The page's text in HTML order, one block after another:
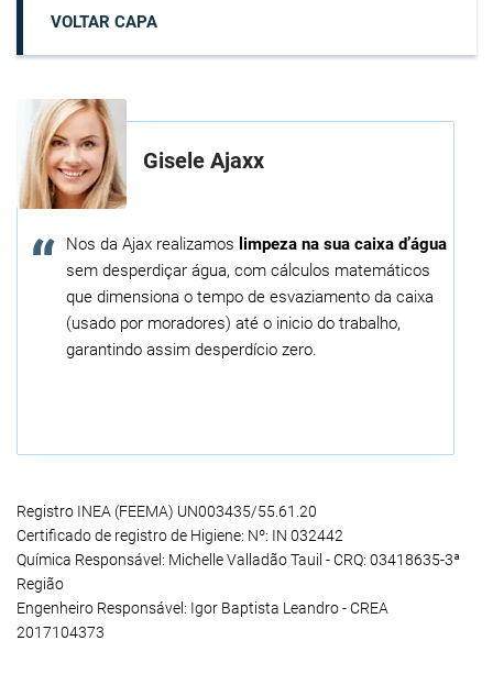
VOLTAR CAPA
Gisele Ajaxx
Nos da Ajax realizamos limpeza na sua caixa d’água
sem desperdiçar água, com cálculos matemáticos
que dimensiona o tempo de esvaziamento da caixa
(usado por moradores) até o inicio do trabalho,
garantindo assim desperdício zero.
Registro INEA (FEEMA) UN003435/55.61.20
Certificado de registro de Higiene: Nº: IN 032442
Química Responsável: Michelle Valladão Tauil - CRQ: 03418635-3ª
Região
Engenheiro Responsável: Igor Baptista Leandro - CREA
2017104373